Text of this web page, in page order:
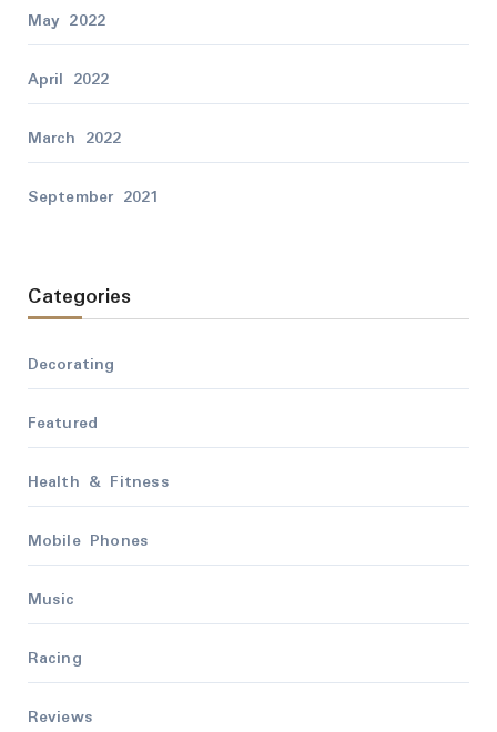
May 2022
April 2022
March 2022
September 2021
Categories
Decorating
Featured
Health & Fitness
Mobile Phones
Music
Racing
Reviews